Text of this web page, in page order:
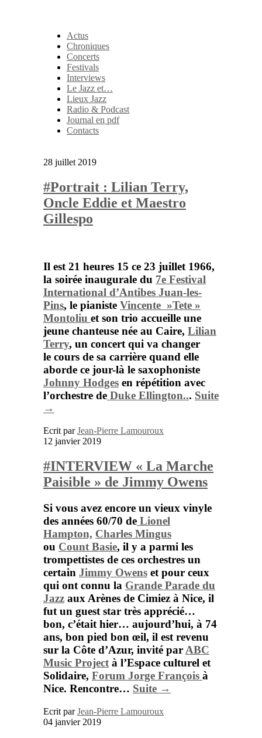
Actus
Chroniques
Concerts
Festivals
Interviews
Le Jazz et…
Lieux Jazz
Radio & Podcast
Journal en pdf
Contacts
28 juillet 2019
#Portrait : Lilian Terry,
Oncle Eddie et Maestro
Gillespo
Il est 21 heures 15 ce 23 juillet 1966,
la soirée inaugurale du 7e Festival
International d’Antibes Juan-les-
Pins, le pianiste Vincente »Tete »
Montoliu et son trio accueille une
jeune chanteuse née au Caire, Lilian
Terry, un concert qui va changer
le cours de sa carrière quand elle
aborde ce jour-là le saxophoniste
Johnny Hodges en répétition avec
l’orchestre de Duke Ellington... Suite
→
Ecrit parJean-Pierre Lamouroux
12 janvier 2019
#INTERVIEW « La Marche
Paisible » de Jimmy Owens
Si vous avez encore un vieux vinyle
des années 60/70 de Lionel
Hampton, Charles Mingus
ou Count Basie, il y a parmi les
trompettistes de ces orchestres un
certain Jimmy Owens et pour ceux
qui ont connu la Grande Parade du
Jazz aux Arènes de Cimiez à Nice, il
fut un guest star très apprécié…
bon, c’était hier… aujourd’hui, à 74
ans, bon pied bon œil, il est revenu
sur la Côte d’Azur, invité par ABC
Music Project à l’Espace culturel et
Solidaire, Forum Jorge François à
Nice. Rencontre… Suite →
Ecrit parJean-Pierre Lamouroux
04 janvier 2019